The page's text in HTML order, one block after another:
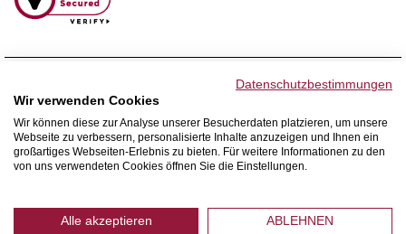
WIR VERSENDEN MIT
Datenschutzbestimmungen
Wir verwenden Cookies
Wir können diese zur Analyse unserer Besucherdaten platzieren, um unsere
Webseite zu verbessern, personalisierte Inhalte anzuzeigen und Ihnen ein
großartiges Webseiten-Erlebnis zu bieten. Für weitere Informationen zu den
von uns verwendeten Cookies öffnen Sie die Einstellungen.
Alle akzeptieren ABLEHNEN